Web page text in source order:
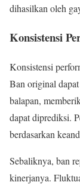
dihasilkan oleh
Konsistensi
Konsistensi
Ban original
balapan,
dapat diprediksi.
berdasarkan
Sebaliknya, ban
kinerjanya.